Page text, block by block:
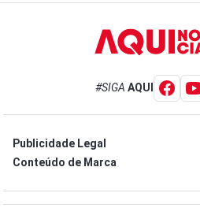
#SIGA AQUI
Publicidade Legal
Conteúdo de Marca